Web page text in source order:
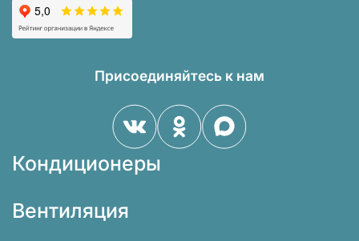
Присоединяйтесь к нам
Кондиционеры
Вентиляция